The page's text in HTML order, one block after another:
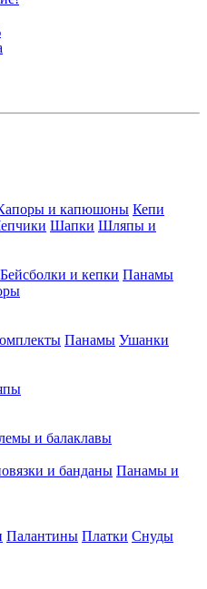
и капюшоны Кепи
Шапки Шляпы и
Бейсболки и кепки Панамы
Панамы Ушанки
и балаклавы
и банданы Панамы и
Палантины Платки Снуды